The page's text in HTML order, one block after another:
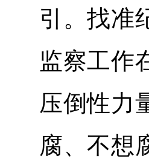
引。找准
监察工作
压倒性力
腐、不想